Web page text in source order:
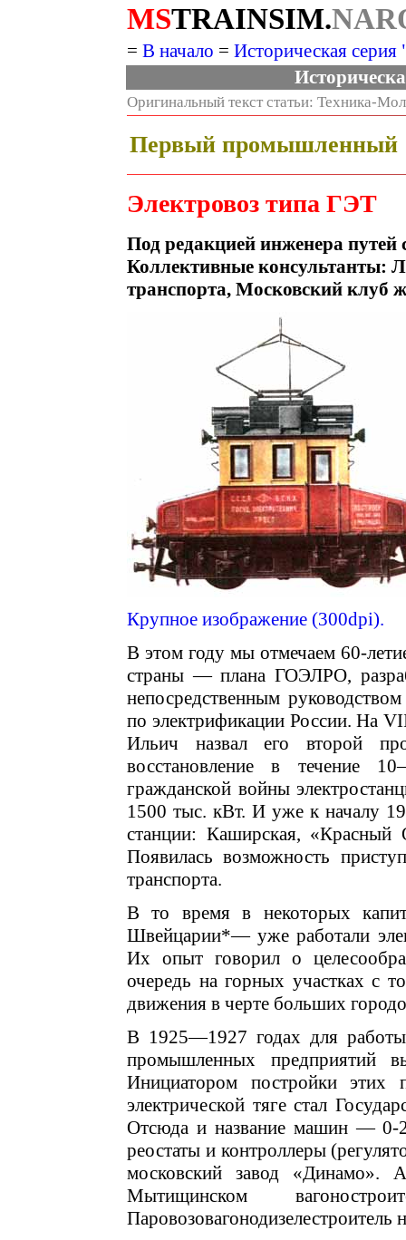
MSTRAINSIM.
= В начало = Историческая
Оригинальный текст статьи: Техника-
Первый промышленный
Электровоз типа ГЭТ
Под редакцией инженера
Коллективные консультанты:
транспорта, Московский клуб
Крупное изображение (300dpi).
В этом году мы отмечаем 60-
страны — плана ГОЭЛРО,
непосредственным
по электрификации России. На
Ильич назвал его второй
восстановление в течение
гражданской войны
1500 тыс. кВт. И уже к началу
станции: Каширская, «Красный
Появилась возможность
транспорта.
В то время в некоторых
Швейцарии*— уже работали
Их опыт говорил о
очередь на горных участках с
движения в черте больших
В 1925—1927 годах для работы
промышленных предприятий
Инициатором постройки этих
электрической тяге стал
Отсюда и название машин — 0-
реостаты и контроллеры
московский завод «Динамо».
Мытищинском
Паровозовагонодизелестроитель